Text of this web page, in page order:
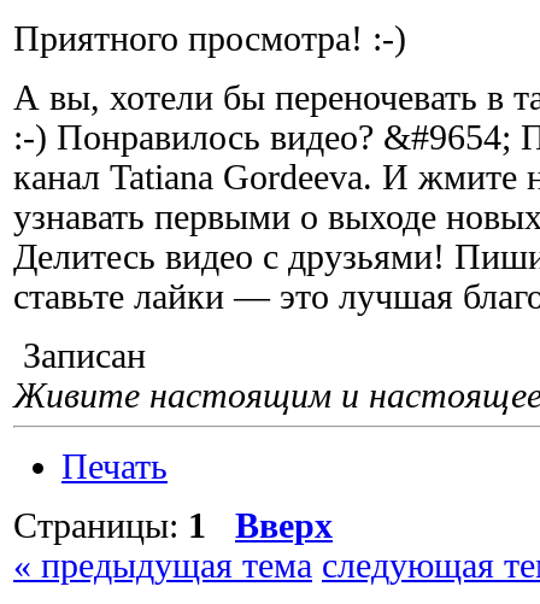
Приятного просмотра! :-)
А вы, хотели бы переночевать в
:-) Понравилось видео? &#9654;
канал Tatiana Gordeeva. И жмите
узнавать первыми о выходе
Делитесь видео с друзьями!
ставьте лайки — это лучшая
Записан
Живите настоящим и
Печать
Страницы: 1
Вверх
« предыдущая тема следующая